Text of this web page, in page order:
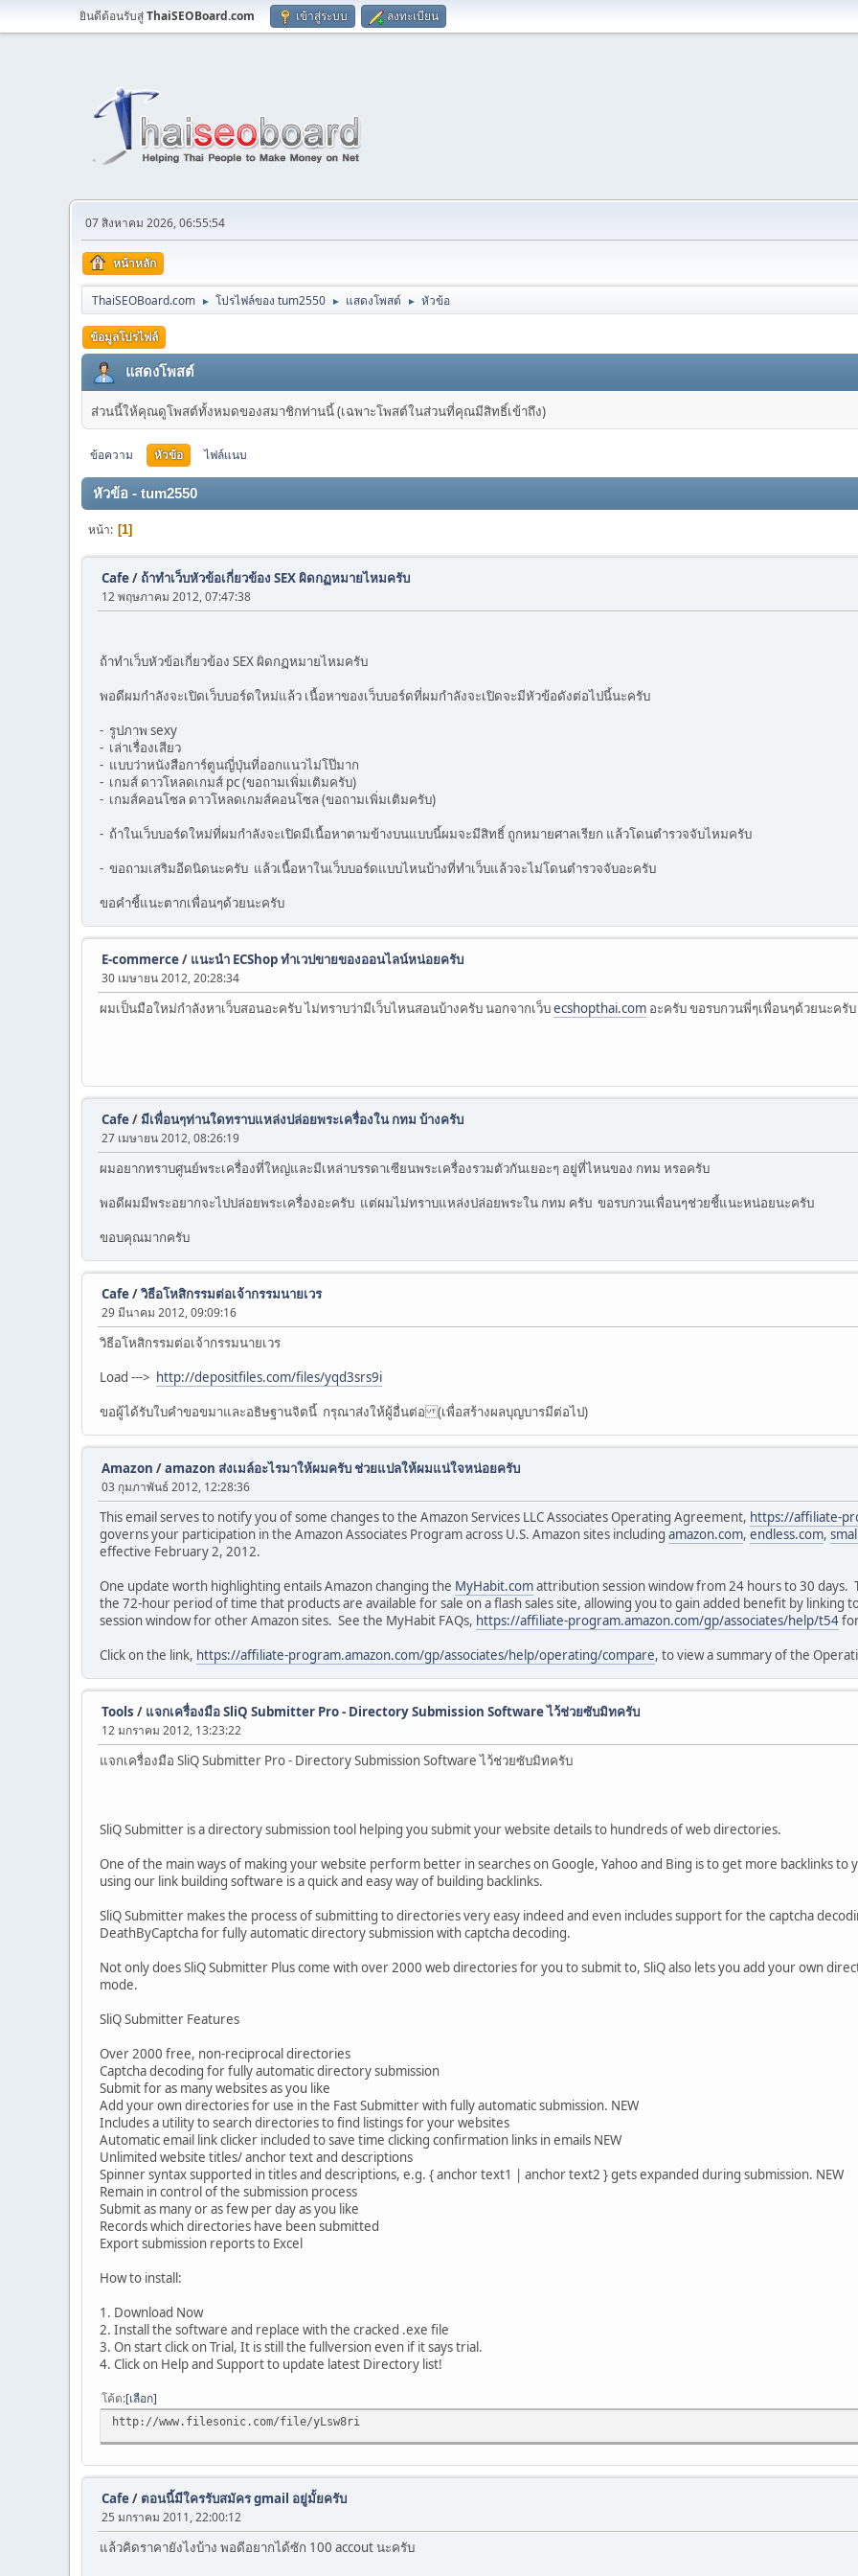
ยินดีต้อนรับสู่ThaiSEOBoard.com เข้าสู่ระบบ ลงทะเบียน
07 สิงหาคม 2026, 06:55:54
หน้าหลัก
ThaiSEOBoard.com ► โปรไฟล์ของ tum2550 ► แสดงโพสต์ ► หัวข้อ
ข้อมูลโปรไฟล์
แสดงโพสต์
ส่วนนี้ให้คุณดูโพสต์ทั้งหมดของสมาชิกท่านนี้ (เฉพาะโพสต์ในส่วนที่คุณมีสิทธิ์เข้าถึง)
ข้อความ หัวข้อ ไฟล์แนบ
หัวข้อ - tum2550
หน้า 1
Cafe/ ถ้าทำเว็บหัวข้อเกี่ยวข้อง SEX ผิดกฏหมายไหมครับ
12 พฤษภาคม 2012, 07:47:38
ถ้าทำเว็บหัวข้อเกี่ยวข้อง SEX ผิดกฏหมายไหมครับ
พอดีผมกำลังจะเปิดเว็บบอร์ดใหม่แล้ว เนื้อหาของเว็บบอร์ดที่ผมกำลังจะเปิดจะมีหัวข้อดังต่อไปนี้นะครับ
- รูปภาพ sexy
- เล่าเรื่องเสียว
- แบบว่าหนังสือการ์ตูนญี่ปุ่นที่ออกแนวไม่โป๊มาก
- เกมส์ ดาวโหลดเกมส์ pc (ขอถามเพิ่มเติมครับ)
- เกมส์คอนโซล ดาวโหลดเกมส์คอนโซล (ขอถามเพิ่มเติมครับ)
- ถ้าในเว็บบอร์ดใหม่ที่ผมกำลังจะเปิดมีเนื้อหาตามข้างบนแบบนี้ผมจะมีสิทธิ์ ถูกหมายศาลเรียก แล้วโดนตำรวจจับไหมครับ
- ขอถามเสริมอีดนิดนะครับ แล้วเนื้อหาในเว็บบอร์ดแบบไหนบ้างที่ทำเว็บแล้วจะไม่โดนตำรวจจับอะครับ
ขอคำชี้แนะตากเพื่อนๆด้วยนะครับ
E-commerce/ แนะนำ ECShop ทำเวปขายของออนไลน์หน่อยครับ
30 เมษายน 2012, 20:28:34
ผมเป็นมือใหม่กำลังหาเว็บสอนอะครับ ไม่ทราบว่ามีเว็บไหนสอนบ้างครับ นอกจากเว็บecshopthai.com อะครับ ขอรบกวนพี่ๆเพื่อนๆด้วยนะครั
Cafe/ มีเพื่อนๆท่านใดทราบแหล่งปล่อยพระเครื่องใน กทม บ้างครับ
27 เมษายน 2012, 08:26:19
ผมอยากทราบศูนย์พระเครื่องที่ใหญ่และมีเหล่าบรรดาเซียนพระเครื่องรวมตัวกันเยอะๆ อยู่ที่ไหนของ กทม หรอครับ
พอดีผมมีพระอยากจะไปปล่อยพระเครื่องอะครับ แต่ผมไม่ทราบแหล่งปล่อยพระใน กทม ครับ ขอรบกวนเพื่อนๆช่วยชี้แนะหน่อยนะครับ
ขอบคุณมากครับ
Cafe/วิธีอโหสิกรรมต่อเจ้ากรรมนายเวร
29 มีนาคม 2012, 09:09:16
วิธีอโหสิกรรมต่อเจ้ากรรมนายเวร
Load ---> http://depositfiles.com/files/yqd3srs9i
ขอผู้ได้รับใบคำขอขมาและอธิษฐานจิตนี้ กรุณาส่งให้ผู้อื่นต่อ (เพื่อสร้างผลบุญบารมีต่อไป)
Amazon /amazon ส่งเมล์อะไรมาให้ผมครับ ช่วยแปลให้ผมแน่ใจหน่อยครับ
03 กุมภาพันธ์ 2012, 12:28:36
This email serves to notify you of some changes to the Amazon Services LLC Associates Operating Agreement, https://affiliate-
governs your participation in the Amazon Associates Program across U.S. Amazon sites including amazon.com, endless.com,
effective February 2, 2012.
One update worth highlighting entails Amazon changing the MyHabit.comattribution session window from 24 hours to 30
the 72-hour period of time that products are available for sale on a flash sales site, allowing you to gain added benefit by
session window for other Amazon sites. See the MyHabit FAQs, https://affiliate-program.amazon.com/gp/associates/help/t54
Click on the link, https://affiliate-program.amazon.com/gp/associates/help/operating/compare, to view a summary of the
Tools / แจกเครื่องมือ SliQ Submitter Pro - Directory Submission Software ไว้ช่วยซับมิทครับ
12 มกราคม 2012, 13:23:22
แจกเครื่องมือ SliQ Submitter Pro - Directory Submission Software ไว้ช่วยซับมิทครับ
SliQ Submitter is a directory submission tool helping you submit your website details to hundreds of web directories.
One of the main ways of making your website perform better in searches on Google, Yahoo and Bing is to get more backlinks
using our link building software is a quick and easy way of building backlinks.
SliQ Submitter makes the process of submitting to directories very easy indeed and even includes support for the captcha
DeathByCaptcha for fully automatic directory submission with captcha decoding.
Not only does SliQ Submitter Plus come with over 2000 web directories for you to submit to, SliQ also lets you add your own
mode.
SliQ Submitter Features
Over 2000 free, non-reciprocal directories
Captcha decoding for fully automatic directory submission
Submit for as many websites as you like
Add your own directories for use in the Fast Submitter with fully automatic submission. NEW
Includes a utility to search directories to find listings for your websites
Automatic email link clicker included to save time clicking confirmation links in emails NEW
Unlimited website titles/ anchor text and descriptions
Spinner syntax supported in titles and descriptions, e.g. { anchor text1 | anchor text2 } gets expanded during submission. NEW
Remain in control of the submission process
Submit as many or as few per day as you like
Records which directories have been submitted
Export submission reports to Excel
How to install:
1. Download Now
2. Install the software and replace with the cracked .exe file
3. On start click on Trial, It is still the fullversion even if it says trial.
4. Click on Help and Support to update latest Directory list!
โค้ด เลือก
http://www.filesonic.com/file/yLsw8ri
Cafe/ ตอนนี้มีใครรับสมัคร gmail อยู่มั้ยครับ
25 มกราคม 2011, 22:00:12
แล้วคิดราคายังไงบ้าง พอดีอยากได้ซัก 100 accout นะครับ